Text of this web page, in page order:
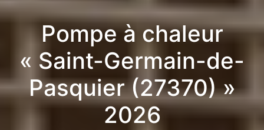
Pompe à chaleur
« Saint-Germain-de-
Pasquier (27370) »
2026